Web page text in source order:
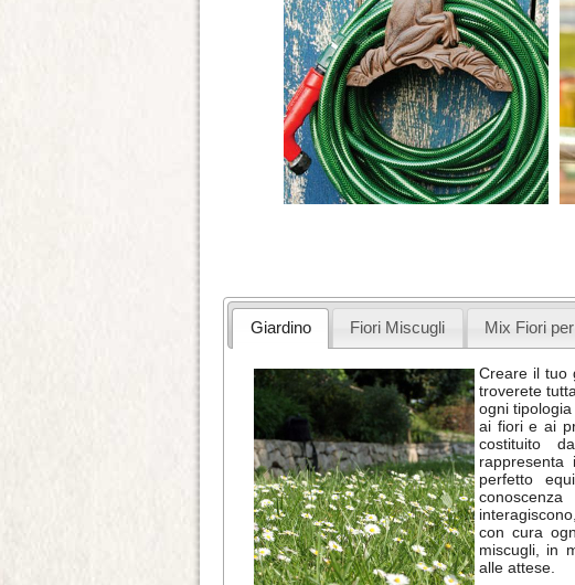
Giardino Fiori Miscugli Mix Fiori
Creare il tuo
troverete
ogni
ai fiori e ai
costituito
rappresenta
perfetto
con cura
miscugli, in
alle attese.